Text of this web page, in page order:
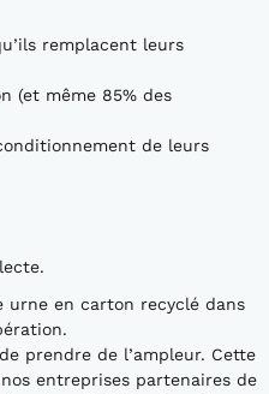
remplacent leurs
(et même 85% des
de leurs
en carton recyclé dans
prendre de l’ampleur. Cette
entreprises partenaires de